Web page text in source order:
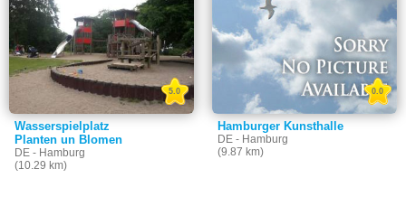
Wasserspielplatz
Planten un Blomen
DE - Hamburg
(10.29 km)
5.0
Hamburger Kunsthalle
DE - Hamburg
(9.87 km)
0.0